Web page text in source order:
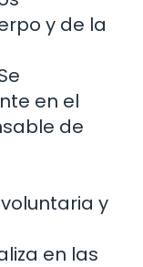
y de la
en el
de
y
en las